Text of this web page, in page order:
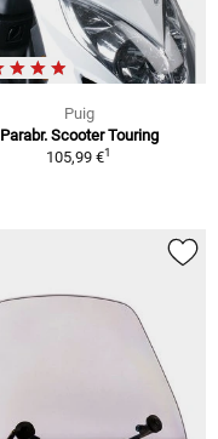
Puig
Parabr. Scooter Touring
105,99 €1